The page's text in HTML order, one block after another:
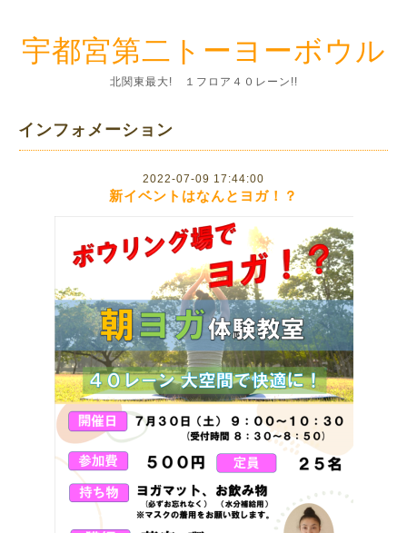
宇都宮第二トーヨーボウル
北関東最大! １フロア４０レーン!!
インフォメーション
2022-07-09 17:44:00
新イベントはなんとヨガ！？